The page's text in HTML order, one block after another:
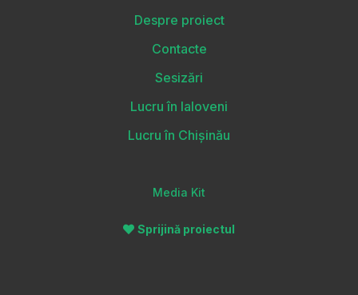
Despre proiect
Contacte
Sesizări
Lucru în Ialoveni
Lucru în Chișinău
Media Kit
Sprijină proiectul